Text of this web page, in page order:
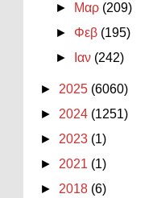
►
Μαρ (209)
► Φεβ (195)
►
Ιαν (242)
► 2025 (6060)
► 2024 (1251)
► 2023 (1)
► 2021 (1)
► 2018 (6)